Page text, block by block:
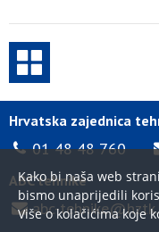
Hrvatska zajednica
01 48 48 760
ABC tehnike
abc-
Kako bi naša web
bismo unaprijedili
Više o kolačićima koje